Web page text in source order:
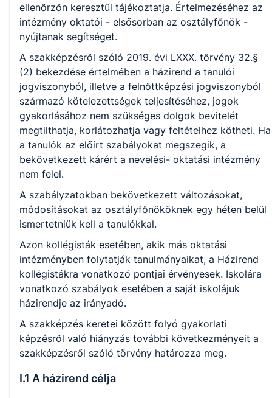
ellenőrzőn keresztül tájékoztatja. Értelmezéséhez az
intézmény oktatói - elsősorban az osztályfőnök -
nyújtanak segítséget.
A szakképzésről szóló 2019. évi LXXX. törvény 32.§
(2) bekezdése értelmében a házirend a tanulói
jogviszonyból, illetve a felnőttképzési jogviszonyból
származó kötelezettségek teljesítéséhez, jogok
gyakorlásához nem szükséges dolgok bevitelét
megtilthatja, korlátozhatja vagy feltételhez kötheti. Ha
a tanulók az előírt szabályokat megszegik, a
bekövetkezett kárért a nevelési- oktatási intézmény
nem felel.
A szabályzatokban bekövetkezett változásokat,
módosításokat az osztályfőnököknek egy héten belül
ismertetniük kell a tanulókkal.
Azon kollégisták esetében, akik más oktatási
intézményben folytatják tanulmányaikat, a Házirend
kollégistákra vonatkozó pontjai érvényesek. Iskolára
vonatkozó szabályok esetében a saját iskolájuk
házirendje az irányadó.
A szakképzés keretei között folyó gyakorlati
képzésről való hiányzás további következményeit a
szakképzésről szóló törvény határozza meg.
I.1 A házirend célja